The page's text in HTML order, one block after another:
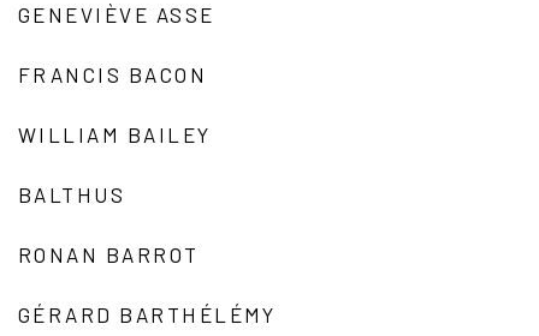
GENEVIÈVE ASSE
FRANCIS BACON
WILLIAM BAILEY
BALTHUS
RONAN BARROT
GÉRARD BARTHÉLÉMY